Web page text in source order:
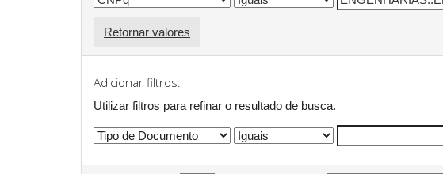
Retornar valores
Adicionar filtros:
Utilizar filtros para refinar o resultado de busca.